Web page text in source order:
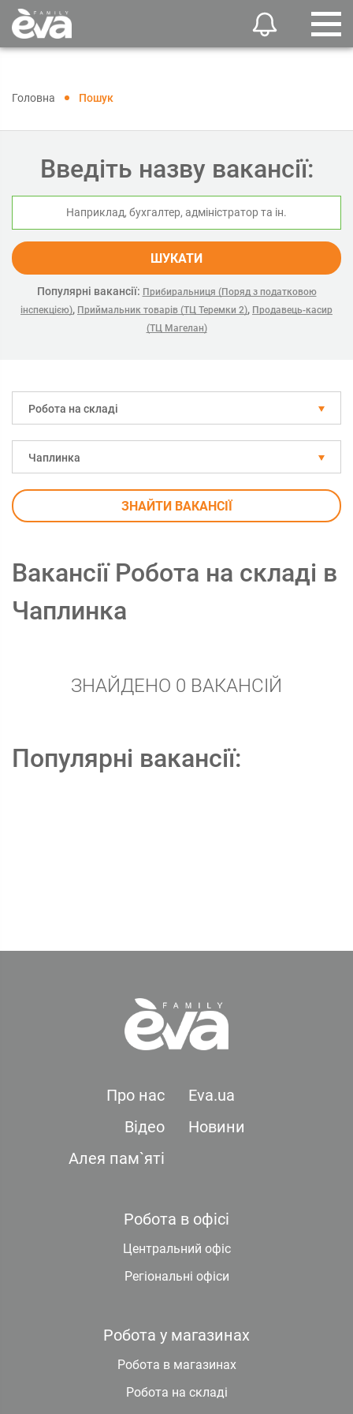
Головна Пошук
Введіть назву вакансії:
ШУКАТИ
Популярні вакансії: Прибиральниця (Поряд з податковою
інспекцією), Приймальник товарів (ТЦ Теремки 2), Продавець-касир
(ТЦ Магелан)
Робота на складі
Чаплинка
ЗНАЙТИ ВАКАНСІЇ
Вакансії Робота на складі в
Чаплинка
ЗНАЙДЕНО 0 ВАКАНСІЙ
Популярні вакансії:
Про нас
Eva.ua
Відео
Новини
Алея пам`яті
Робота в офісі
Центральний офіс
Регіональні офіси
Робота у магазинах
Робота в магазинах
Робота на складі